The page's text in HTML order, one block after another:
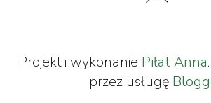
Projekt i wykonanie Piłat Anna
przez usługę